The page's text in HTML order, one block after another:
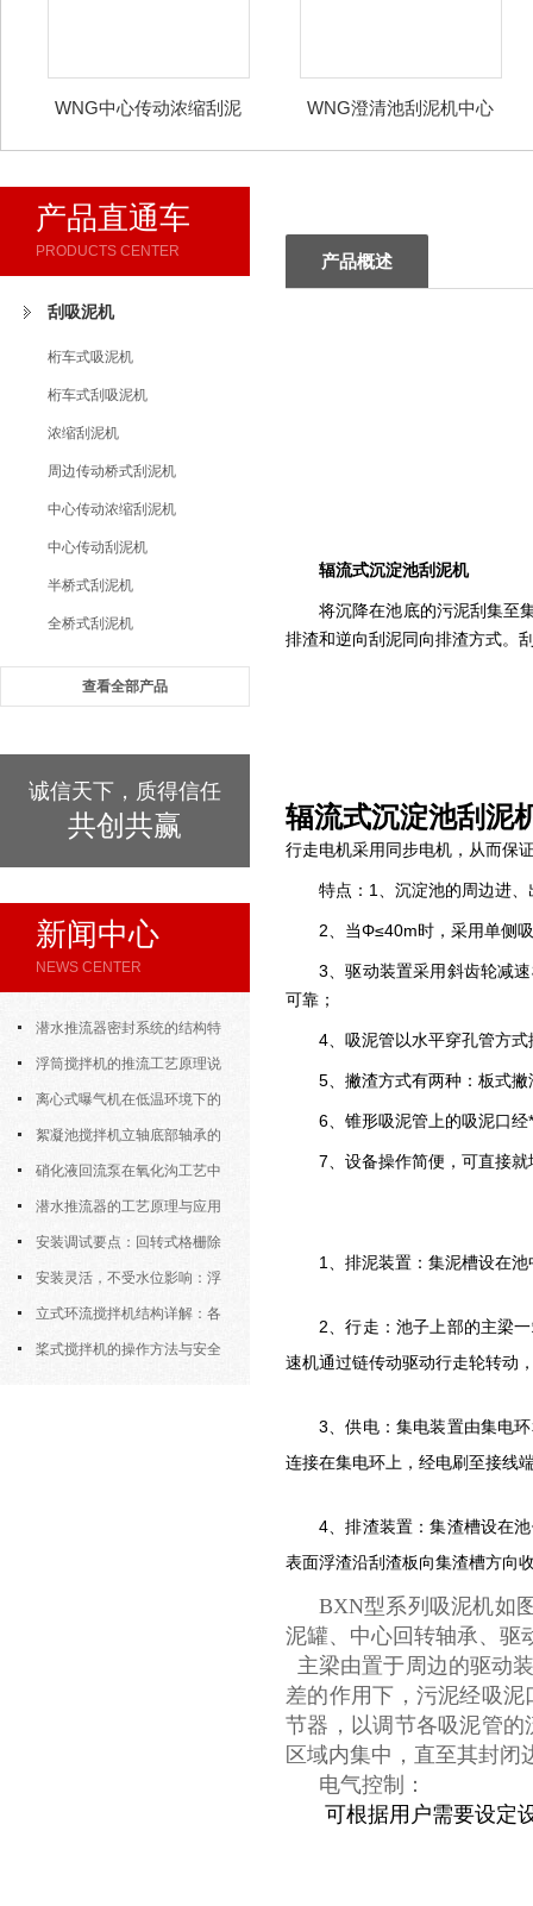
WNG中心传动浓缩刮泥
WNG澄清池刮泥机中心
产品直通车
PRODUCTS CENTER
刮吸泥机
桁车式吸泥机
桁车式刮吸泥机
浓缩刮泥机
周边传动桥式刮泥机
中心传动浓缩刮泥机
中心传动刮泥机
半桥式刮泥机
全桥式刮泥机
查看全部产品
诚信天下，质得信任
共创共赢
新闻中心
NEWS CENTER
潜水推流器密封系统的结构特
点与渗漏故障处理
浮筒搅拌机的推流工艺原理说
明 离心式曝气机在低温环境下的
运行特性与防冻措施
絮凝池搅拌机立轴底部轴承的
密封防水与免维护设计
硝化液回流泵在氧化沟工艺中
的布置位置对回流效果的影响
潜水推流器的工艺原理与应用
逻辑安装调试要点：回转式格栅除
污机的土建配合要求与水平度校准
安装灵活，不受水位影响：浮
筒式曝气机的结构优势与适用场景
立式环流搅拌机结构详解：各
部件的功能与协同
桨式搅拌机的操作方法与安全
产品概述
辐流式沉淀池刮泥机
将沉降在池底的污泥刮集至
排渣和逆向刮泥同向排渣方式。
辐流式沉淀池刮泥
行走电机采用同步电机，从而保
特点：1、沉淀池的周边进
2、 当Φ≤40m时，采用单侧
3、驱动装置采用斜齿轮减
可靠；
4、吸泥管以水平穿孔管方
5、 撇渣方式有两种：板式
6、 锥形吸泥管上的吸泥口
7、设备操作简便，可直接
1、 排泥装置：集泥槽设在
2、行走：池子上部的主梁
速机通过链传动驱动行走轮转动
3、供电：集电装置由集电
连接在集电环上，经电刷至接线
4、排渣装置：集渣槽设在
表面浮渣沿刮渣板向集渣槽方向
BXN型系列吸泥机如
泥罐、中心回转轴承、驱
主梁由置于周边的驱动
差的作用下，污泥经吸
节器，以调节各吸泥管
区域内集中，直至其封
电气控制：
可根据用户需要设定